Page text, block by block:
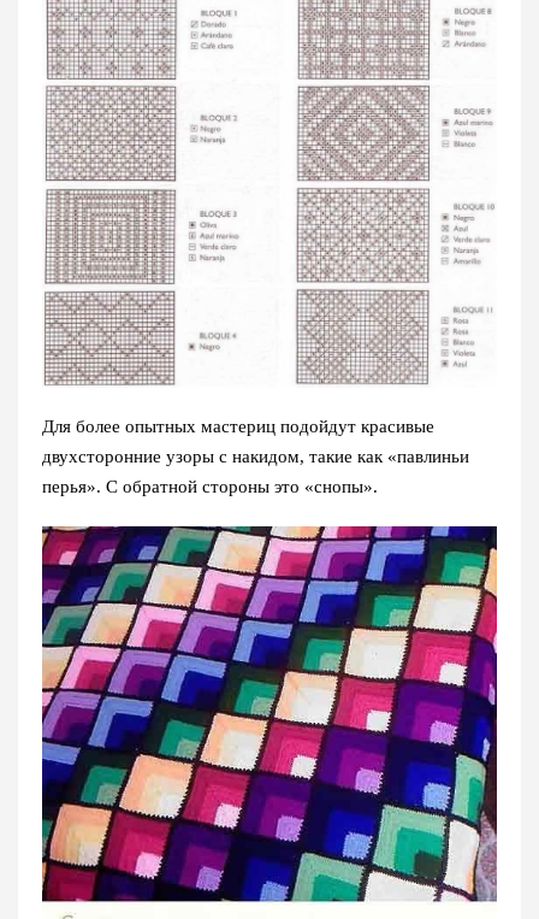
Для более опытных мастериц подойдут красивые
двухсторонние узоры с накидом, такие как «павлиньи
перья». С обратной стороны это «снопы».